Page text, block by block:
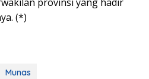
(*)
Munas